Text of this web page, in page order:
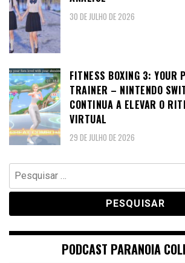
30 DE JULHO DE 2026
FITNESS BOXING 3: YOUR
TRAINER – NINTENDO
CONTINUA A ELEVAR O
VIRTUAL
29 DE JULHO DE 2026
Pesquisar
por:
PODCAST PARANOIA